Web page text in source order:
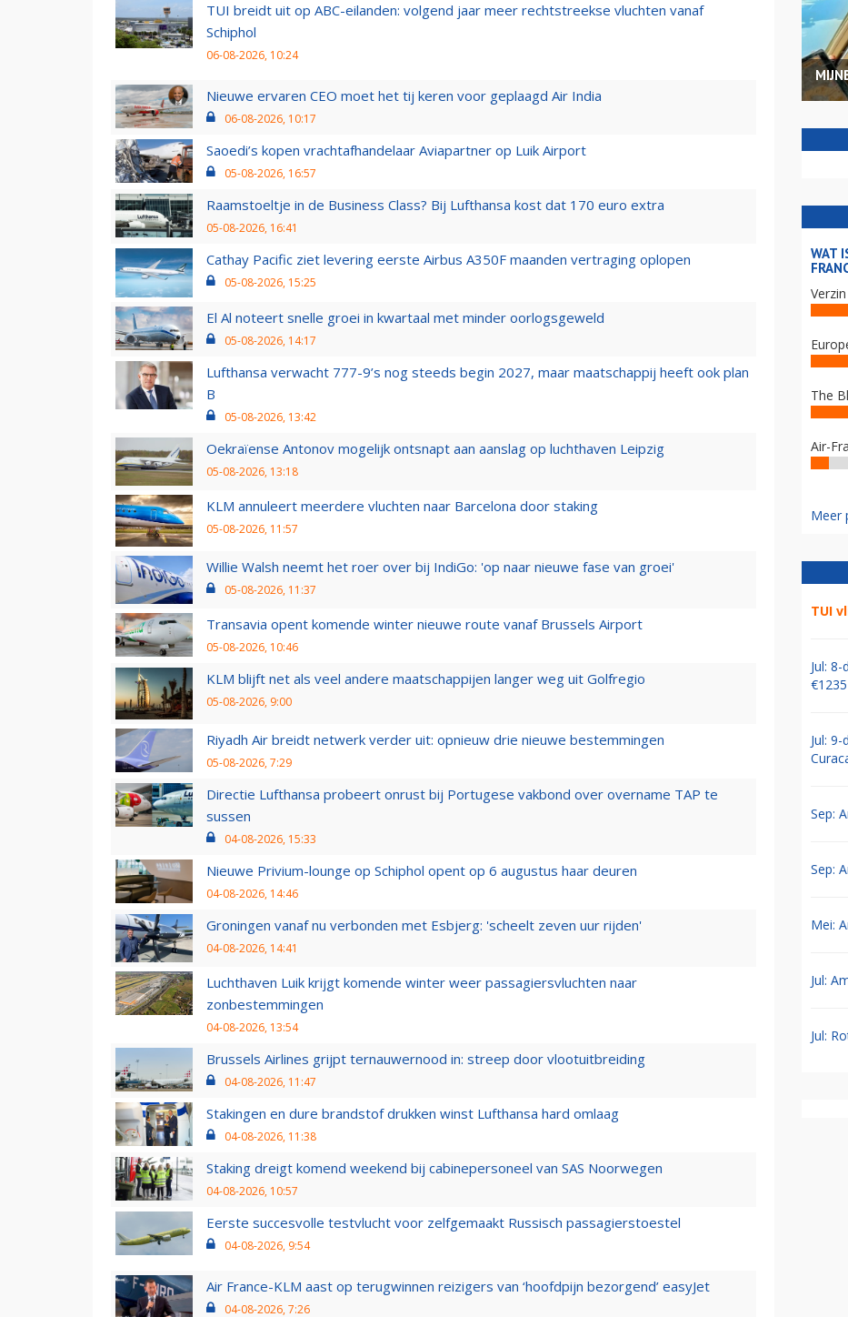
TUI breidt uit op ABC-eilanden: volgend jaar meer rechtstreekse vluchten vanaf
Schiphol
06-08-2026, 10:24
Nieuwe ervaren CEO moet het tij keren voor geplaagd Air India
06-08-2026, 10:17
Saoedi’s kopen vrachtafhandelaar Aviapartner op Luik Airport
05-08-2026, 16:57
Raamstoeltje in de Business Class? Bij Lufthansa kost dat 170 euro extra
05-08-2026, 16:41
Cathay Pacific ziet levering eerste Airbus A350F maanden vertraging oplopen
05-08-2026, 15:25
El Al noteert snelle groei in kwartaal met minder oorlogsgeweld
05-08-2026, 14:17
Lufthansa verwacht 777-9’s nog steeds begin 2027, maar maatschappij heeft ook plan
B
05-08-2026, 13:42
Oekraïense Antonov mogelijk ontsnapt aan aanslag op luchthaven Leipzig
05-08-2026, 13:18
KLM annuleert meerdere vluchten naar Barcelona door staking
05-08-2026, 11:57
Willie Walsh neemt het roer over bij IndiGo: 'op naar nieuwe fase van groei'
05-08-2026, 11:37
Transavia opent komende winter nieuwe route vanaf Brussels Airport
05-08-2026, 10:46
KLM blijft net als veel andere maatschappijen langer weg uit Golfregio
05-08-2026, 9:00
Riyadh Air breidt netwerk verder uit: opnieuw drie nieuwe bestemmingen
05-08-2026, 7:29
Directie Lufthansa probeert onrust bij Portugese vakbond over overname TAP te
sussen
04-08-2026, 15:33
Nieuwe Privium-lounge op Schiphol opent op 6 augustus haar deuren
04-08-2026, 14:46
Groningen vanaf nu verbonden met Esbjerg: 'scheelt zeven uur rijden'
04-08-2026, 14:41
Luchthaven Luik krijgt komende winter weer passagiersvluchten naar
zonbestemmingen
04-08-2026, 13:54
Brussels Airlines grijpt ternauwernood in: streep door vlootuitbreiding
04-08-2026, 11:47
Stakingen en dure brandstof drukken winst Lufthansa hard omlaag
04-08-2026, 11:38
Staking dreigt komend weekend bij cabinepersoneel van SAS Noorwegen
04-08-2026, 10:57
Eerste succesvolle testvlucht voor zelfgemaakt Russisch passagierstoestel
04-08-2026, 9:54
Air France-KLM aast op terugwinnen reizigers van ‘hoofdpijn bezorgend’ easyJet
04-08-2026, 7:26
WAT
The
Air-
Meer
TUI
Jul:
€1235
Jul:
Sep:
Sep:
Mei:
Jul:
Jul: